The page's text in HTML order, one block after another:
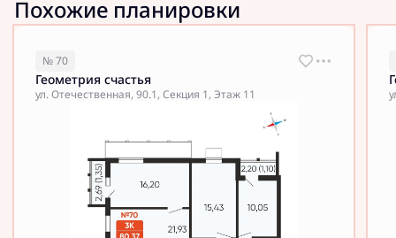
Похожие планировки
№ 70
Геометрия счастья
ул. Отечественная, 90.1, Секция 1, Этаж 11